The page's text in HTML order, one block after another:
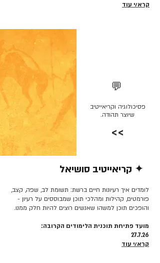
קרא/י עוד
💬
פסיכולוגיה וקריאייטיב
שיוצר תהודה.
>>
✦ קריאייטיב סושיאל
לומדים איך רעיונות חיים ברשת: תשומת לב, שפה, קצב,
פורמטים, קהילות ומהלכי תוכן שמבוססים על רעיון -
והופכים תוכן למשהו שאנשים רוצים להיות חלק ממנו.
מועד פתיחת תוכנית הלימודים הקרובה:
27.7.26
קרא/י עוד